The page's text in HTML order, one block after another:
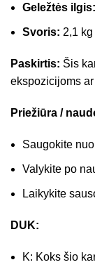
Geležtės ilgis:
Svoris: 2,1 kg
Paskirtis: Šis
ekspozicijoms
Priežiūra /
Saugokite
Valykite po
Laikykite
DUK:
K: Koks šio